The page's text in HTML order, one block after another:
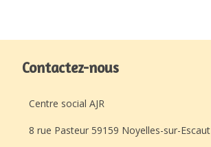
Contactez-nous
Centre social AJR
8 rue Pasteur 59159 Noyelles-sur-Escaut